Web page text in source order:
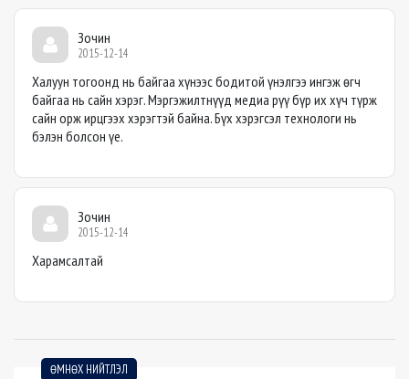
Зочин
2015-12-14
Халуун тогоонд нь байгаа хүнээс бодитой үнэлгээ ингэж өгч
байгаа нь сайн хэрэг. Мэргэжилтнүүд медиа рүү бүр их хүч түрж
сайн орж ирцгээх хэрэгтэй байна. Бүх хэрэгсэл технологи нь
бэлэн болсон үе.
Зочин
2015-12-14
Харамсалтай
ӨМНӨХ НИЙТЛЭЛ